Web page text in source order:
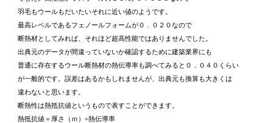
羽毛もウールもだいたいそれに近い値のようです。
最高レベルであるフェノールフォームが０．０２０なので
断熱材としてみれば、それほど超高性能ではありませんでした。
出典元のデータが間違っていないか確認するために建築業界にも
普通に存在するウール断熱材の熱伝導率も調べてみると０．０４０くらい
が一般的です。誤差はあるかもしれませんが、出典元も換算も大きくは
違わないと思います。
断熱性は熱抵抗値というもので表すことができます。
熱抵抗値＝厚さ（ｍ）÷熱伝導率